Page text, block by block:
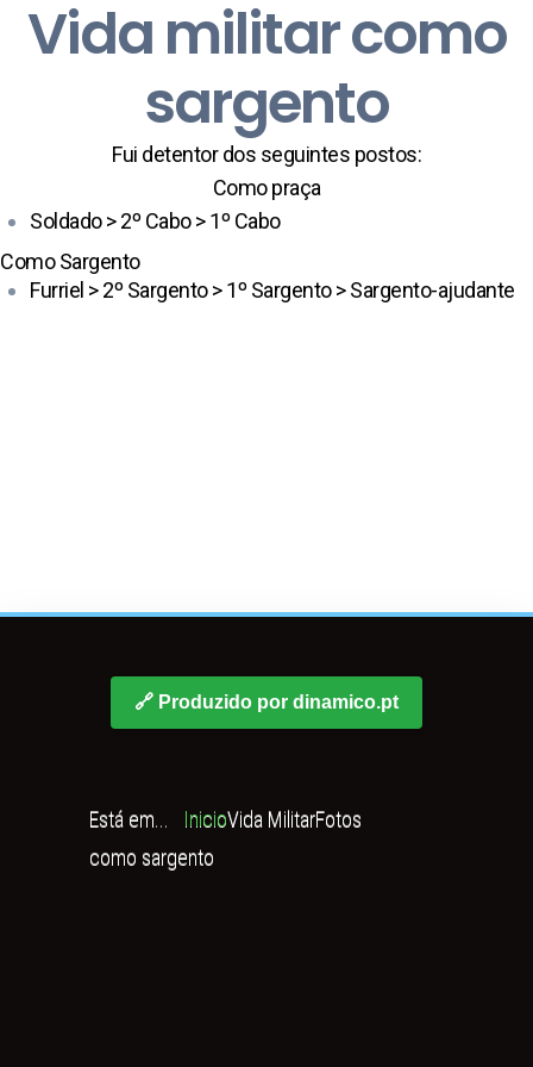
Vida militar como
sargento
Fui detentor dos seguintes postos:
Como praça
Soldado > 2º Cabo > 1º Cabo
Como Sargento
Furriel > 2º Sargento > 1º Sargento > Sargento-ajudante
🔗 Produzido por dinamico.pt
Está em... InicioVida MilitarFotos
como sargento